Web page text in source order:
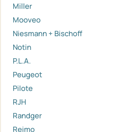
Miller
Mooveo
Niesmann + Bischoff
Notin
P.L.A.
Peugeot
Pilote
RJH
Randger
Reimo